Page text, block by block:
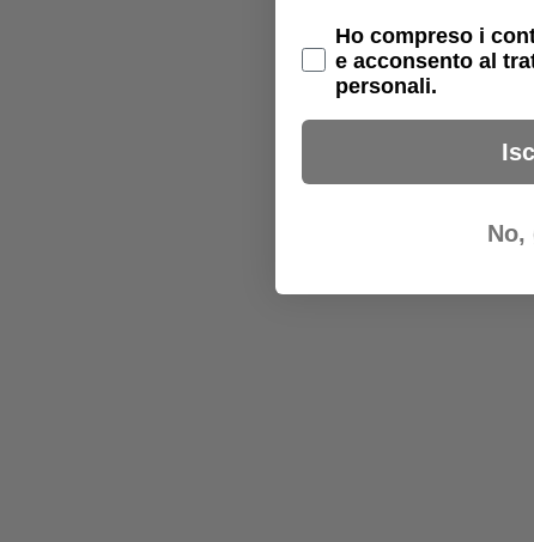
Privacy Policy
Ho compreso i
e acconsento al
personali.
No,